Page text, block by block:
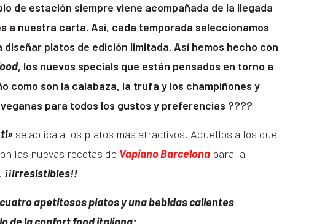
de estación siempre viene acompañada de la llegada
a nuestra carta. Así, cada temporada seleccionamos
platos de edición limitada. Así hemos hecho con
, los nuevos specials que están pensados en torno a
como son la calabaza, la trufa y los champiñones y
para todos los gustos y preferencias ????
se aplica a los platos más atractivos. Aquellos a los que
las nuevas recetas de Vapiano Barcelona para la
¡¡Irresistibles!!
apetitosos platos y una bebidas calientes